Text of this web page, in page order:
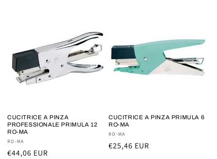
CUCITRICE A PINZA
PROFESSIONALE PRIMULA 12
RO-MA
Fornitore:
RO-MA
Prezzo
€44,06 EUR
CUCITRICE A PINZA PRIMULA 6
RO-MA
Fornitore:
RO-MA
Prezzo
€25,46 EUR